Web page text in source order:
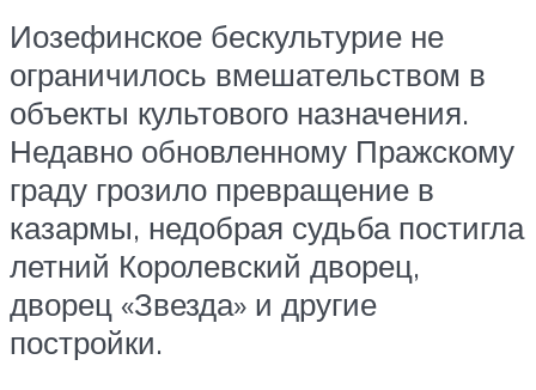
Иозефинское бескультурие не
ограничилось вмешательством в
объекты культового назначения.
Недавно обновленному Пражскому
граду грозило превращение в
казармы, недобрая судьба постигла
летний Королевский дворец,
дворец «Звезда» и другие
постройки.